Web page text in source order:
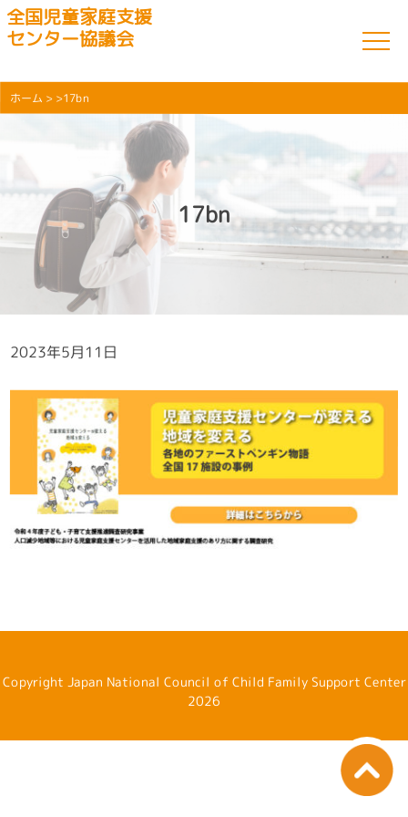
全国児童家庭支援
センター協議会
ホーム > >17bn
17bn
2023年5月11日
Copyright Japan National Council of Child Family Support Center
2026